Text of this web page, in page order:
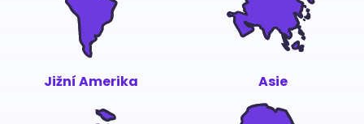
Jižní Amerika Asie